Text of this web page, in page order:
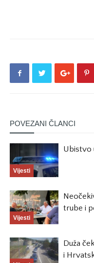
POVEZANI ČLANCI
Vijesti
Ubistvo
Vijesti
trube i
Duža
i